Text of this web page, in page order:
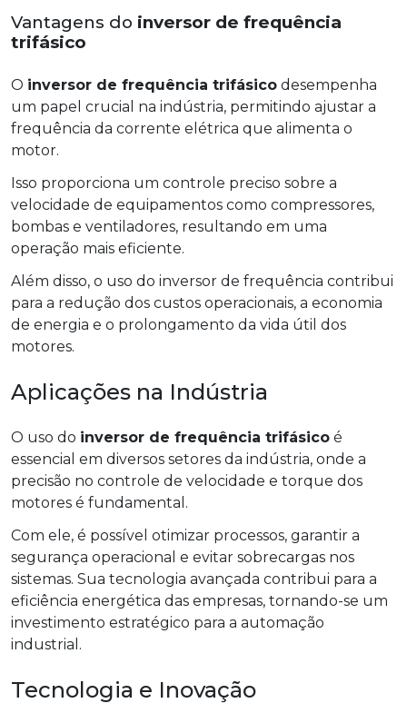
Vantagens do inversor de frequência
trifásico
O inversor de frequência trifásico desempenha
um papel crucial na indústria, permitindo ajustar a
frequência da corrente elétrica que alimenta o
motor.
Isso proporciona um controle preciso sobre a
velocidade de equipamentos como compressores,
bombas e ventiladores, resultando em uma
operação mais eficiente.
Além disso, o uso do inversor de frequência contribui
para a redução dos custos operacionais, a economia
de energia e o prolongamento da vida útil dos
motores.
Aplicações na Indústria
O uso do inversor de frequência trifásico é
essencial em diversos setores da indústria, onde a
precisão no controle de velocidade e torque dos
motores é fundamental.
Com ele, é possível otimizar processos, garantir a
segurança operacional e evitar sobrecargas nos
sistemas. Sua tecnologia avançada contribui para a
eficiência energética das empresas, tornando-se um
investimento estratégico para a automação
industrial.
Tecnologia e Inovação